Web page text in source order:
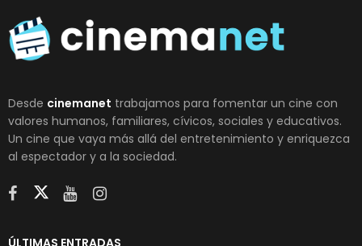
Desde cinemanet trabajamos para fomentar un cine con
valores humanos, familiares, cívicos, sociales y educativos.
Un cine que vaya más allá del entretenimiento y enriquezca
al espectador y a la sociedad.
ÚLTIMAS ENTRADAS